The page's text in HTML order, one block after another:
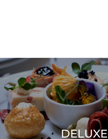
DELUXE